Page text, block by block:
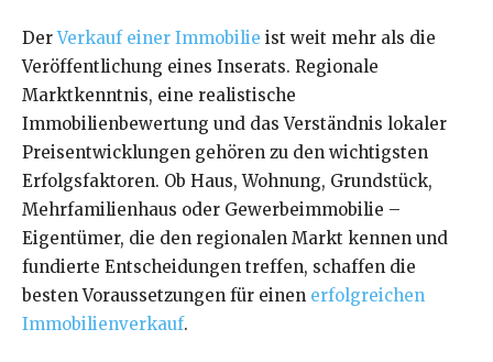
DerVerkauf einer Immobilie ist weit mehr als die
Veröffentlichung eines Inserats. Regionale
Marktkenntnis, eine realistische
Immobilienbewertung und das Verständnis lokaler
Preisentwicklungen gehören zu den wichtigsten
Erfolgsfaktoren. Ob Haus, Wohnung, Grundstück,
Mehrfamilienhaus oder Gewerbeimmobilie –
Eigentümer, die den regionalen Markt kennen und
fundierte Entscheidungen treffen, schaffen die
besten Voraussetzungen für einen erfolgreichen
Immobilienverkauf.